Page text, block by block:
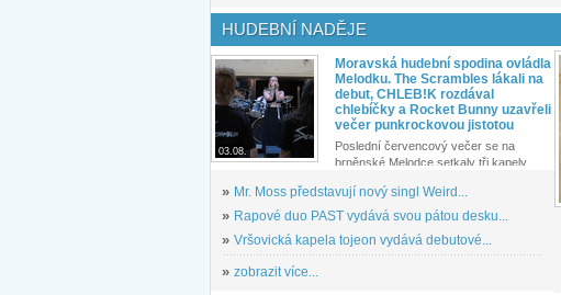
HUDEBNÍ NADĚJE
03.08.
Moravská hudební spodina ovládla
Melodku. The Scrambles lákali na
debut, CHLEB!K rozdával
chlebíčky a Rocket Bunny uzavřeli
večer punkrockovou jistotou
Poslední červencový večer se na
brněnské Melodce setkaly tři kapely...
» Mr. Moss představují nový singl Weird...
» Rapové duo PAST vydává svou pátou desku...
» Vršovická kapela tojeon vydává debutové...
» zobrazit více...